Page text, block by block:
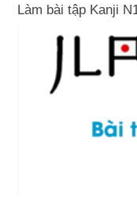
Làm bài tập Kanji